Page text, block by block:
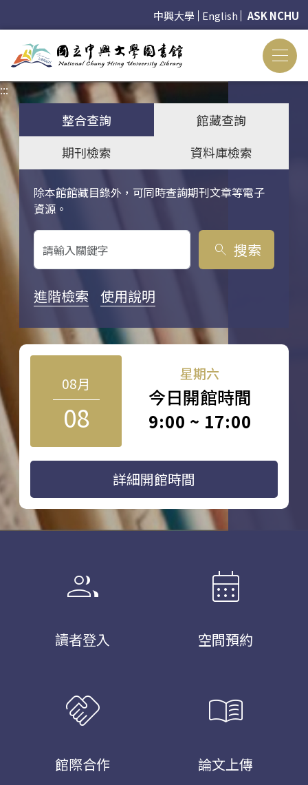
中興大學 English ASK NCHU
:::
整合查詢
館藏查詢
期刊檢索
資料庫檢索
除本館館藏目錄外，可同時查詢期刊文章等電子
資源。
關鍵字搜尋
search 搜索
進階檢索 使用說明
08月
08
星期六
今日開館時間
9:00 ~ 17:00
詳細開館時間
group
讀者登入
calendar_month
空間預約
handshake
館際合作
menu_book
論文上傳